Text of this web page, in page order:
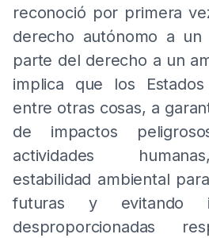
reconoció por primera
derecho autónomo a un
parte del derecho a un
implica que los
entre otras cosas, a
de impactos
actividades
estabilidad ambiental
futuras y evitando
desproporcionadas